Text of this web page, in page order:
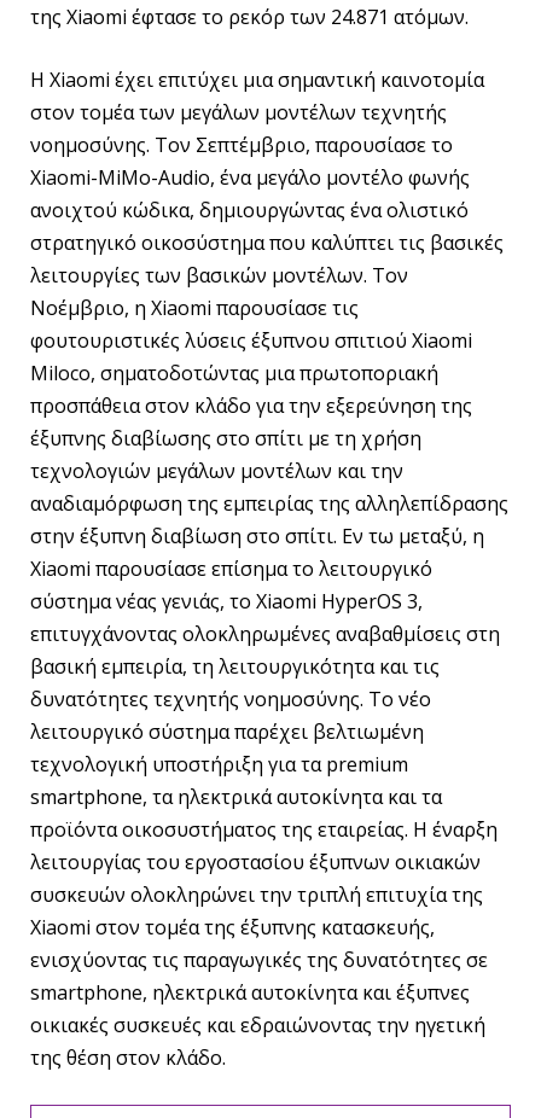
της Xiaomi έφτασε το ρεκόρ των 24.871 ατόμων.
Η Xiaomi έχει επιτύχει μια σημαντική καινοτομία
στον τομέα των μεγάλων μοντέλων τεχνητής
νοημοσύνης. Τον Σεπτέμβριο, παρουσίασε το
Xiaomi-MiMo-Audio, ένα μεγάλο μοντέλο φωνής
ανοιχτού κώδικα, δημιουργώντας ένα ολιστικό
στρατηγικό οικοσύστημα που καλύπτει τις βασικές
λειτουργίες των βασικών μοντέλων. Τον
Νοέμβριο, η Xiaomi παρουσίασε τις
φουτουριστικές λύσεις έξυπνου σπιτιού Xiaomi
Miloco, σηματοδοτώντας μια πρωτοποριακή
προσπάθεια στον κλάδο για την εξερεύνηση της
έξυπνης διαβίωσης στο σπίτι με τη χρήση
τεχνολογιών μεγάλων μοντέλων και την
αναδιαμόρφωση της εμπειρίας της αλληλεπίδρασης
στην έξυπνη διαβίωση στο σπίτι. Εν τω μεταξύ, η
Xiaomi παρουσίασε επίσημα το λειτουργικό
σύστημα νέας γενιάς, το Xiaomi HyperOS 3,
επιτυγχάνοντας ολοκληρωμένες αναβαθμίσεις στη
βασική εμπειρία, τη λειτουργικότητα και τις
δυνατότητες τεχνητής νοημοσύνης. Το νέο
λειτουργικό σύστημα παρέχει βελτιωμένη
τεχνολογική υποστήριξη για τα premium
smartphone, τα ηλεκτρικά αυτοκίνητα και τα
προϊόντα οικοσυστήματος της εταιρείας. Η έναρξη
λειτουργίας του εργοστασίου έξυπνων οικιακών
συσκευών ολοκληρώνει την τριπλή επιτυχία της
Xiaomi στον τομέα της έξυπνης κατασκευής,
ενισχύοντας τις παραγωγικές της δυνατότητες σε
smartphone, ηλεκτρικά αυτοκίνητα και έξυπνες
οικιακές συσκευές και εδραιώνοντας την ηγετική
της θέση στον κλάδο.